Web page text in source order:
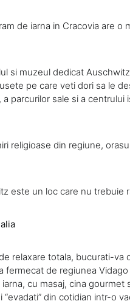
de iarna in Cracovia are o
si muzeul dedicat
pe care veti dori sa le
parcurilor sale si a
religioase din regiune,
este un loc care nu trebuie
relaxare totala, bucurati-va
fermecat de regiunea
cu masaj, cina
din cotidian intr-o